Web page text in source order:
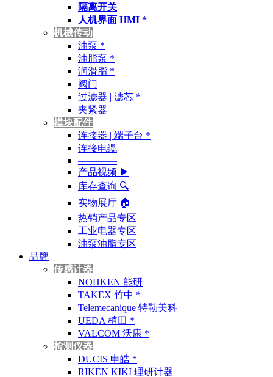
隔离开关
人机界面 HMI *
机械传动
油泵 *
油脂泵 *
润滑脂 *
阀门
过滤器 | 滤芯 *
夹紧器
模块配件
连接器 | 端子台 *
连接电缆
————
产品视频 ▶
库存查询 🔍︎
实物展厅 🏠︎
热销产品专区
工业电器专区
油泵油脂专区
品牌
传感计器
NOHKEN 能研
TAKEX 竹中 *
Telemecanique 特勒美科
UEDA 植田 *
VALCOM 沃康 *
检测仪器
DUCIS 申皓 *
RIKEN KIKI 理研计器